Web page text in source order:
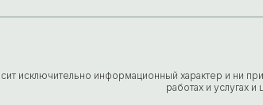
исключительно информационный характер и ни
работах и услугах